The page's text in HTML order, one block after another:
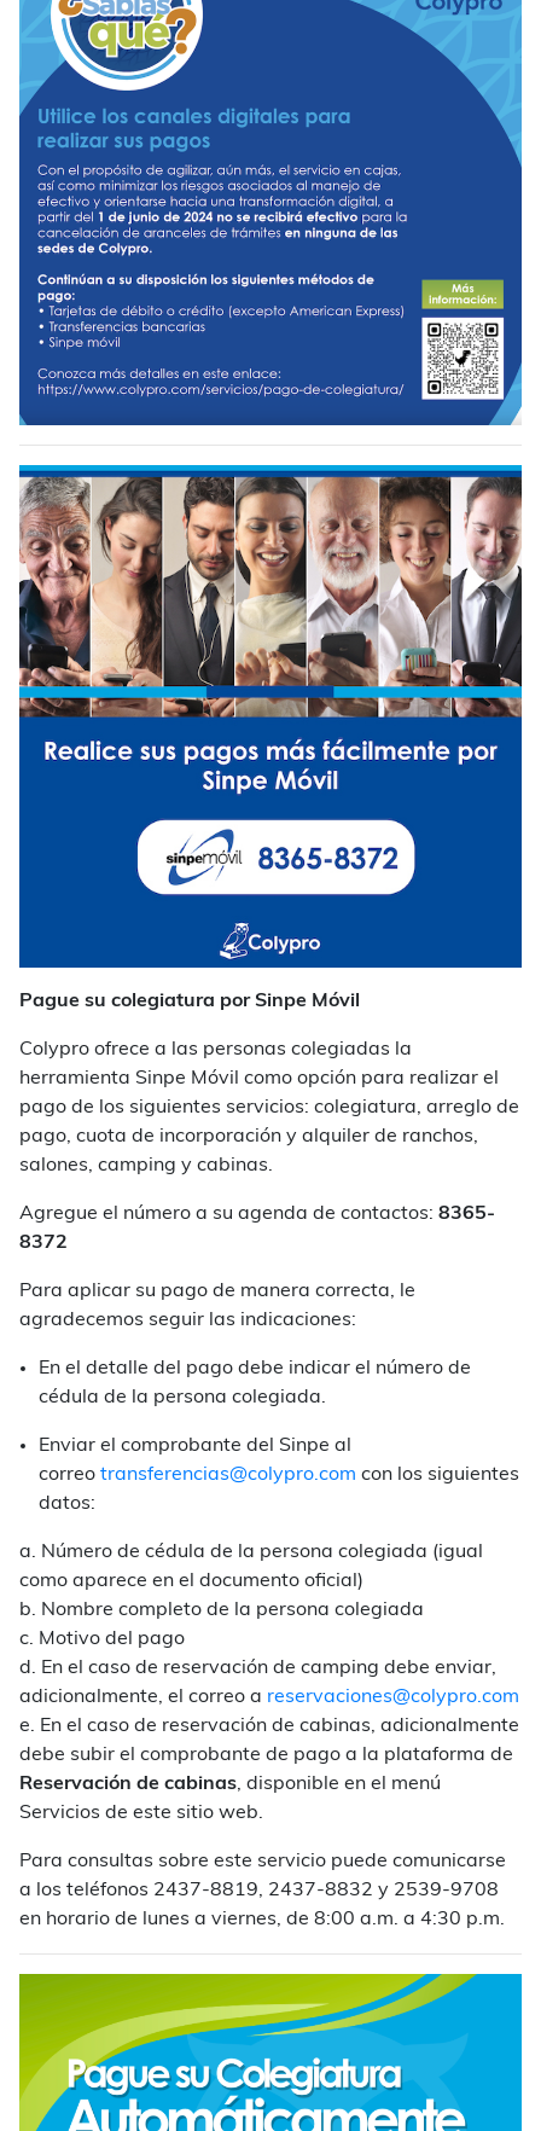
Pague su colegiatura por Sinpe Móvil
Colypro ofrece a las personas colegiadas la
herramienta Sinpe Móvil como opción para realizar el
pago de los siguientes servicios: colegiatura, arreglo de
pago, cuota de incorporación y alquiler de ranchos,
salones, camping y cabinas.
Agregue el número a su agenda de contactos: 8365-
8372
Para aplicar su pago de manera correcta, le
agradecemos seguir las indicaciones:
En el detalle del pago debe indicar el número de
cédula de la persona colegiada.
Enviar el comprobante del Sinpe al
correo transferencias@colypro.com con los siguientes
datos:
a. Número de cédula de la persona colegiada (igual
como aparece en el documento oficial)
b. Nombre completo de la persona colegiada
c. Motivo del pago
d. En el caso de reservación de camping debe enviar,
adicionalmente, el correo a reservaciones@colypro.com
e. En el caso de reservación de cabinas, adicionalmente
debe subir el comprobante de pago a la plataforma de
Reservación de cabinas, disponible en el menú
Servicios de este sitio web.
Para consultas sobre este servicio puede comunicarse
a los teléfonos 2437-8819, 2437-8832 y 2539-9708
en horario de lunes a viernes, de 8:00 a.m. a 4:30 p.m.